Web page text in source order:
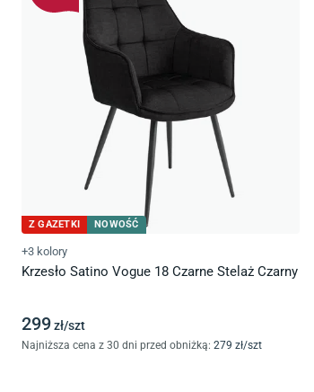
Z GAZETKI NOWOŚĆ
+3 kolory
Krzesło Satino Vogue 18 Czarne Stelaż Czarny
299zł/szt
Najniższa cena z 30 dni przed obniżką: 279 zł/szt